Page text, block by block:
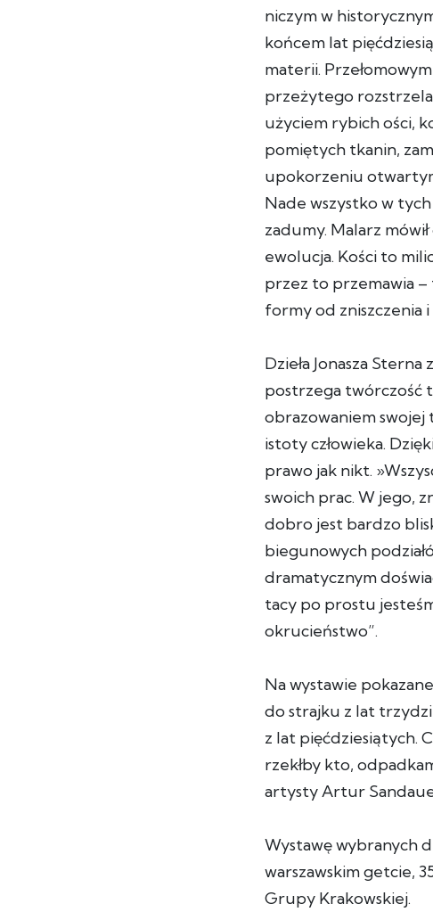
niczym w
końcem lat
materii.
przeżytego
użyciem rybich ości,
pomiętych tkanin,
upokorzeniu
Nade wszystko w
zadumy. Malarz
ewolucja. Kości to
przez to przemawia –
formy od zniszczenia
Dzieła Jonasza
postrzega twórczość
obrazowaniem swojej
istoty człowieka.
prawo jak nikt.
swoich prac. W jego,
dobro jest bardzo
biegunowych
dramatycznym
tacy po prostu
okrucieństwo”.
Na wystawie
do strajku z lat
z lat pięćdziesiątych.
rzekłby kto,
artysty Artur
Wystawę wybranych
warszawskim getcie,
Grupy Krakowskiej.